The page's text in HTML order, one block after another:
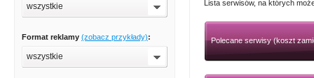
wszystkie
Format reklamy (zobacz przykłady):
wszystkie
Lista serwisów, na których
Polecane serwisy (koszt